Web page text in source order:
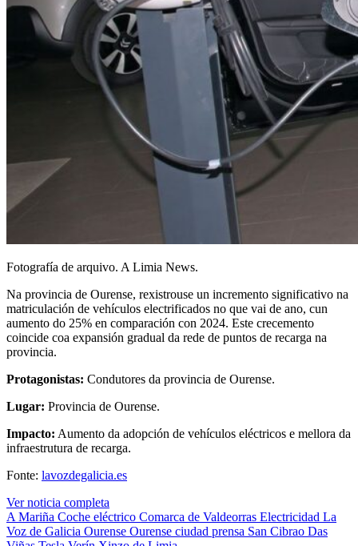
Fotografía de arquivo. A Limia News.
Na provincia de Ourense, rexistrouse un incremento significativo na
matriculación de vehículos electrificados no que vai de ano, cun
aumento do 25% en comparación con 2024. Este crecemento
coincide coa expansión gradual da rede de puntos de recarga na
provincia.
Protagonistas: Condutores da provincia de Ourense.
Lugar: Provincia de Ourense.
Impacto: Aumento da adopción de vehículos eléctricos e mellora da
infraestrutura de recarga.
Fonte: lavozdegalicia.es
Ver noticia completa
A Mariña Coche eléctrico Comarca de Valdeorras Electricidad La
Voz de Galicia Ourense Ourense ciudad prensa San Cibrao Das